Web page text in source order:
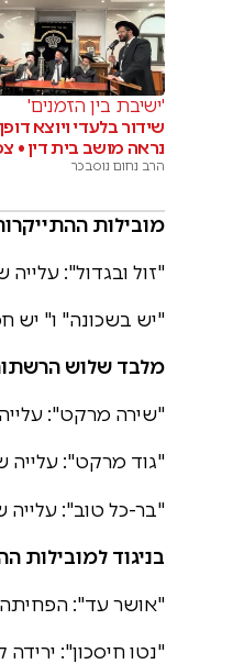
'ישיבת בין הזמנים'
שידור בלעדי ויוצא
נראה מושב בית דין •
הרב נחום נוסבכר
מובילות
"זול ובגדול": עלייה של 2.20%, כמעט פי שלושה
"יש בשכונה" ו" יש חסד": עלייה של 2.07%, ו-1.97%
מלבד שלוש
"שירה מרקט": עלייה של
"גוד מרקט": עלייה של
"בר-כל טוב": עלייה של
בניגוד למובילות
"אושר עד": הפחיתה
"נטו חיסכון": ירידה קלה של